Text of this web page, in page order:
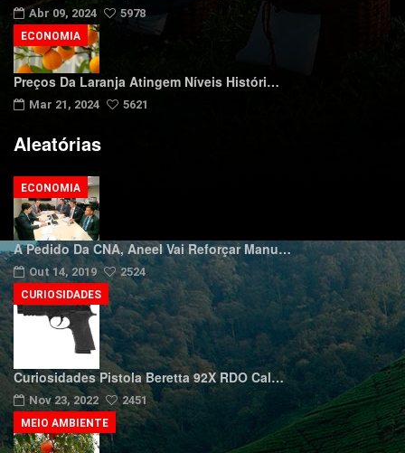
Abr 09, 2024 5978
Preços Da Laranja Atingem Níveis Históri…
Mar 21, 2024 5621
ECONOMIA
Aleatórias
A Pedido Da CNA, Aneel Vai Reforçar Manu…
Out 14, 2019 2524
ECONOMIA
Curiosidades Pistola Beretta 92X RDO Cal…
Nov 23, 2022 2451
CURIOSIDADES
MEIO AMBIENTE